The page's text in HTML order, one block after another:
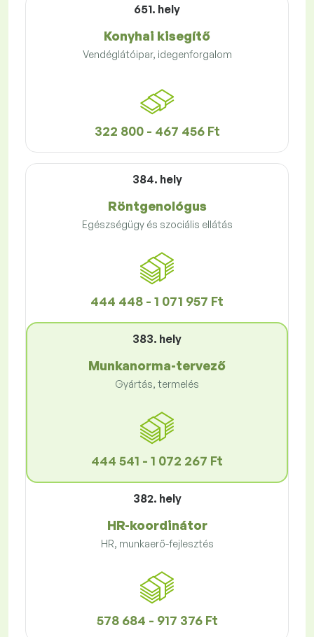
651. hely
Konyhai kisegítő
Vendéglátóipar, idegenforgalom
322 800 - 467 456 Ft
384. hely
Röntgenológus
Egészségügy és szociális ellátás
444 448 - 1 071 957 Ft
383. hely
Munkanorma-tervező
Gyártás, termelés
444 541 - 1 072 267 Ft
382. hely
HR-koordinátor
HR, munkaerő-fejlesztés
578 684 - 917 376 Ft